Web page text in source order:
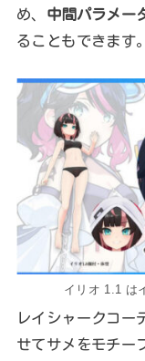
め、 中間パラメー
ることもできます。
イリオ 1.1 は
レイシャークコ
せてサメをモチー